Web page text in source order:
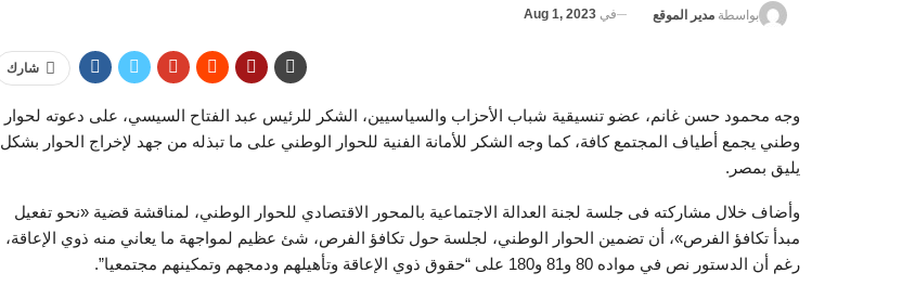
بواسطة مدير الموقع في Aug 1, 2023
شارك
وجه محمود حسن غانم، عضو تنسيقية شباب الأحزاب والسياسيين، الشكر للرئيس عبد الفتاح السيسي، على دعوته لحوار
وطني يجمع أطياف المجتمع كافة، كما وجه الشكر للأمانة الفنية للحوار الوطني على ما تبذله من جهد لإخراج الحوار بشكل
يليق بمصر.
وأضاف خلال مشاركته فى جلسة لجنة العدالة الاجتماعية بالمحور الاقتصادي للحوار الوطني، لمناقشة قضية «نحو تفعيل
مبدأ تكافؤ الفرص»، أن تضمين الحوار الوطني، لجلسة حول تكافؤ الفرص، شئ عظيم لمواجهة ما يعاني منه ذوي الإعاقة،
رغم أن الدستور نص في مواده 80 و81 و180 على “حقوق ذوي الإعاقة وتأهيلهم ودمجهم وتمكينهم مجتمعيا”.